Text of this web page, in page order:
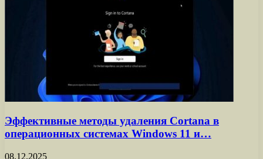
Эффективные методы удаления Cortana в
операционных системах Windows 11 и…
08.12.2025